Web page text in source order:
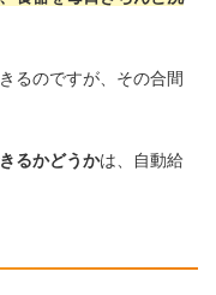
るのですが、その合間
るかどうかは、自動給